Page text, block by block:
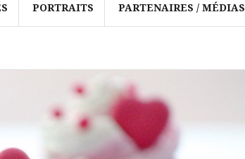
PORTRAITS PARTENAIRES / MÉDIAS